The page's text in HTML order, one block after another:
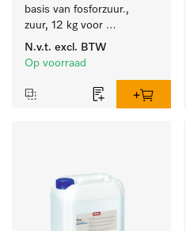
basis van fosforzuur.,
zuur, 12 kg voor
machinale reiniging van
laboratoriumglaswerk en -
N.v.t. excl. BTW
Op voorraad